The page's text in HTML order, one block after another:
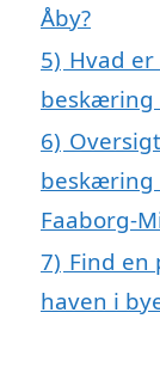
Åby?
5) Hvad
beskæring
6)
beskæring
Faaborg-
7) Find en
haven i